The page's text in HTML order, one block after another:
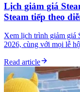
Lịch giảm giá
Steam tiếp theo
Xem lịch trình giảm giá
2026, cùng với mọi lễ
Read article